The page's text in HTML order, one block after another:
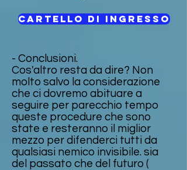
cartello di ingresso
- Conclusioni.
Cos'altro resta da dire? Non
molto salvo la considerazione
che ci dovremo abituare a
seguire per parecchio tempo
queste procedure che sono
state e resteranno il miglior
mezzo per difenderci tutti da
qualsiasi nemico invisibile. sia
del passato che del futuro (